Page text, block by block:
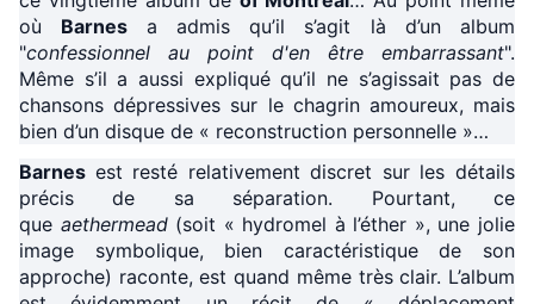
où
Barnes
a admis qu’il s’agit là d’un album
"confessionnel au point d'en être embarrassant".
Même s’il a aussi expliqué qu’il ne s’agissait pas de
chansons dépressives sur le chagrin amoureux, mais
bien d’un disque de « reconstruction personnelle »…
Barnes est resté relativement discret sur les détails
précis de sa séparation. Pourtant, ce
que aethermead (soit « hydromel à l’éther », une jolie
image symbolique, bien caractéristique de son
approche) raconte, est quand même très clair. L’album